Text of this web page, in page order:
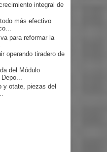
integral de
más efectivo
para reformar la
operando tiradero de
del Módulo
Depo...
y otate, piezas del